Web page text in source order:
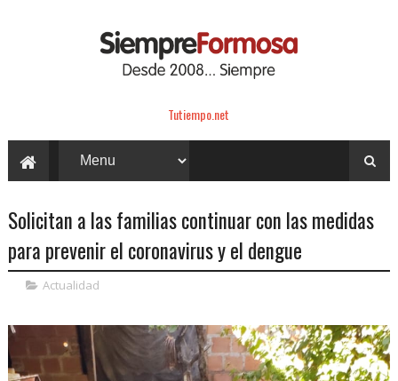
Tutiempo.net
Solicitan a las familias continuar con las medidas
para prevenir el coronavirus y el dengue
Actualidad